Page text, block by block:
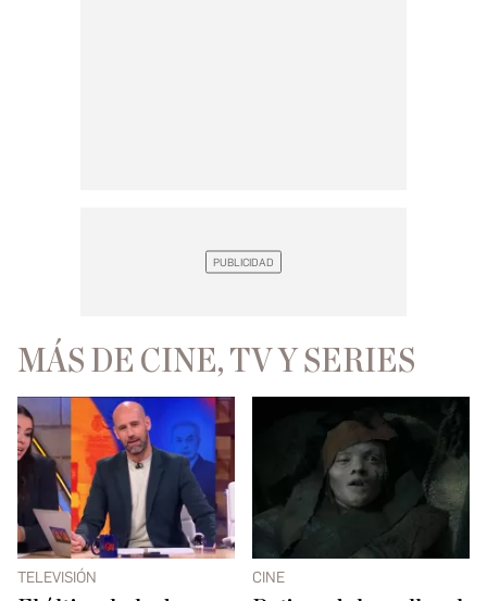
MÁS DE CINE, TV Y SERIES
TELEVISIÓN CINE